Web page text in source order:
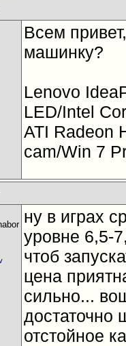
Всем
машинку?
Lenovo
LED/Intel
ATI Radeon
cam/Win 7
ну в играх
уровне 6,5-
чтоб
цена
сильно...
достаточно
отстойное